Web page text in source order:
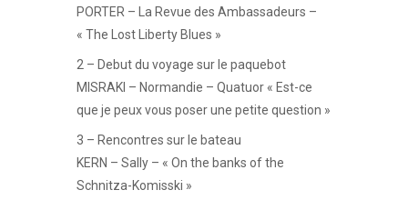
PORTER – La Revue des Ambassadeurs –
« The Lost Liberty Blues »
2 – Debut du voyage sur le paquebot
MISRAKI – Normandie – Quatuor « Est-ce
que je peux vous poser une petite question »
3 – Rencontres sur le bateau
KERN – Sally – « On the banks of the
Schnitza-Komisski »